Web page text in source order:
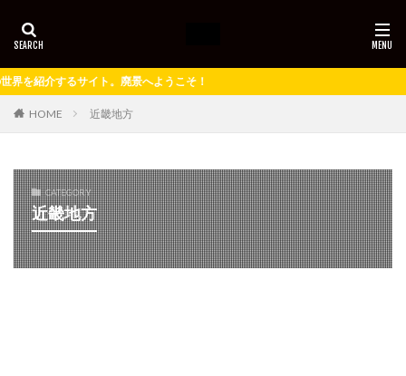
景へようこそ！
HOME 近畿地方
CATEGORY
近畿地方